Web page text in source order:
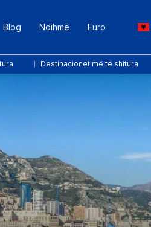
Blog Ndihmë Euro
Destinacionet më të shitura